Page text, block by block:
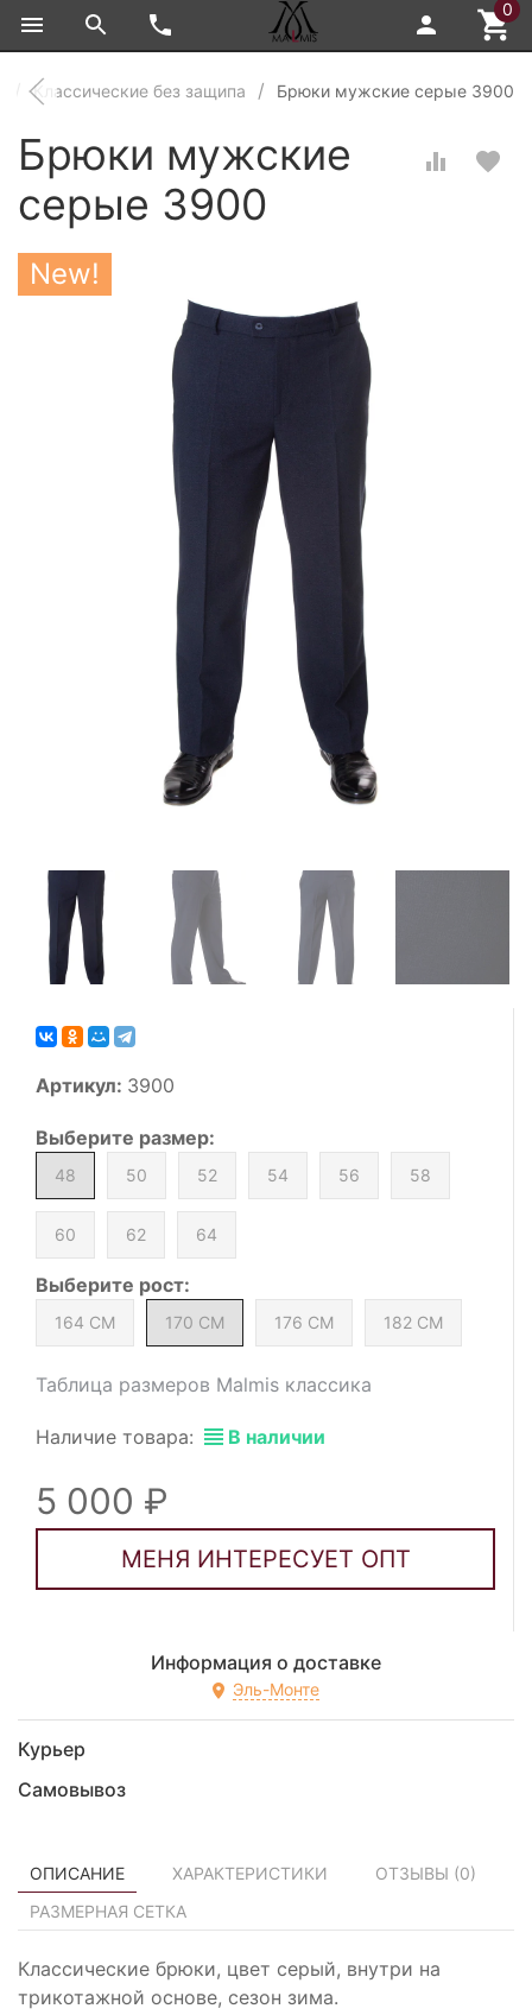
0
Классические без защипа Брюки мужские серые 3900
Брюки мужские
серые 3900
New!
Артикул: 3900
Выберите размер:
48 50 52 54 56 58
60 62 64
Выберите рост:
164 СМ 170 СМ 176 СМ 182 СМ
Таблица размеров Malmis классика
Наличие товара: В наличии
5 000
Информация о доставке
Эль-Монте
Курьер
Самовывоз
ОПИСАНИЕ ХАРАКТЕРИСТИКИ ОТЗЫВЫ (0)
РАЗМЕРНАЯ СЕТКА
Классические брюки, цвет серый, внутри на
трикотажной основе, сезон зима.